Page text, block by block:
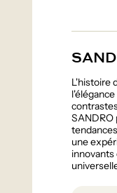
L'histoire
SANDRO
une
innovants